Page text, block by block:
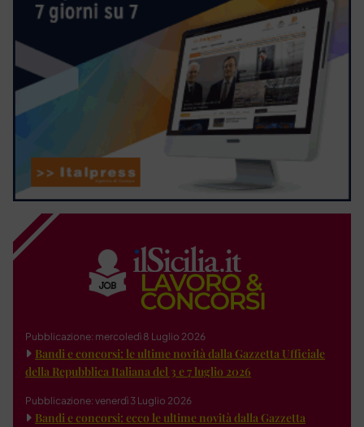
Pubblicazione: mercoledì 8 Luglio 2026
Bandi e concorsi: le ultime novità dalla Gazzetta Ufficiale
della Repubblica Italiana del 3 e 7 luglio 2026
Pubblicazione: venerdì 3 Luglio 2026
Bandi e concorsi: ecco le ultime novità dalla Gazzetta